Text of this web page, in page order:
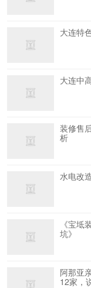
大连特
大连中
装修售
析
水电改
《宝坻
坑》
阿那亚
12家，